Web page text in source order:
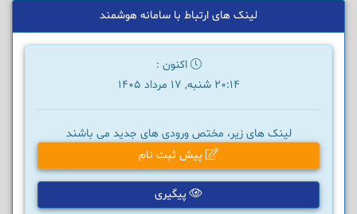
لینک های ارتباط با سامانه هوشمند
اکنون :
20:14 شنبه, 17 مرداد 1405
لینک های زیر، مختص ورودی های جدید می باشند
پیش ثبت نام
پیگیری